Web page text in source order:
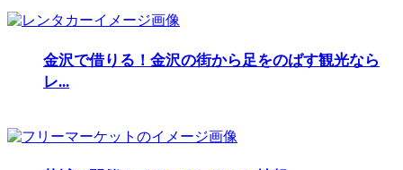
金沢で借りる！金沢の街から足をのばす観光なら
レ...